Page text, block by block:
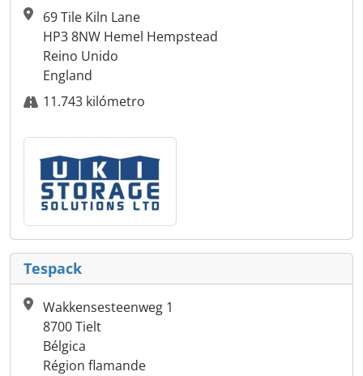
69 Tile Kiln Lane
HP3 8NW Hemel Hempstead
Reino Unido
England
11.743 kilómetro
Tespack
Wakkensesteenweg 1
8700 Tielt
Bélgica
Région flamande